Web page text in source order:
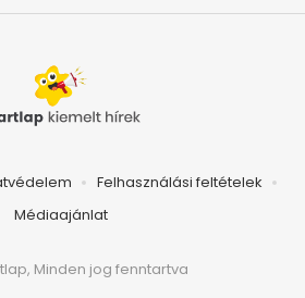
Felhasználási feltételek
Médiaajánlat
Minden jog fenntartva